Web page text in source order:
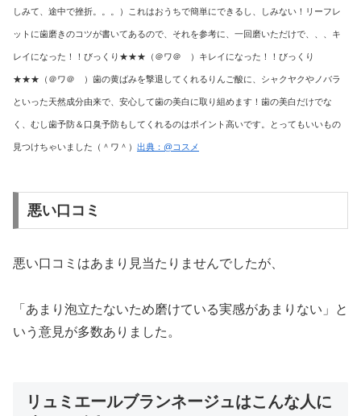
しみて、途中で挫折。。。）これはおうちで簡単にできるし、しみない！リーフレ
ットに歯磨きのコツが書いてあるので、それを参考に、一回磨いただけで、、、キ
レイになった！！びっくり★★★（＠ワ＠ ）キレイになった！！びっくり
★★★（＠ワ＠ ）歯の黄ばみを撃退してくれるりんご酸に、シャクヤクやノバラ
といった天然成分由来で、安心して歯の美白に取り組めます！歯の美白だけでな
く、むし歯予防＆口臭予防もしてくれるのはポイント高いです。とってもいいもの
見つけちゃいました（＾ワ＾） 出典：@コスメ
悪い口コミ
悪い口コミはあまり見当たりませんでしたが、
「あまり泡立たないため磨けている実感があまりない」と
いう意見が多数ありました。
リュミエールブランネージュはこんな人に